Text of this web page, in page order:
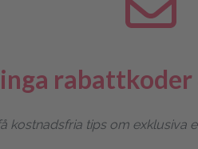
kostnadsfria tips om exklusiva